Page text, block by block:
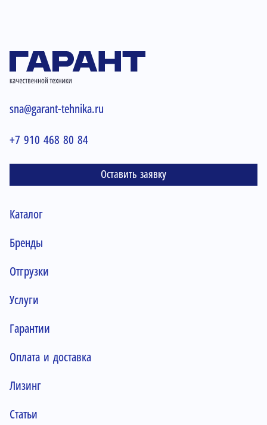
sna@garant-tehnika.ru
+7 910 468 80 84
Оставить заявку
Каталог
Бренды
Отгрузки
Услуги
Гарантии
Оплата и доставка
Лизинг
Статьи